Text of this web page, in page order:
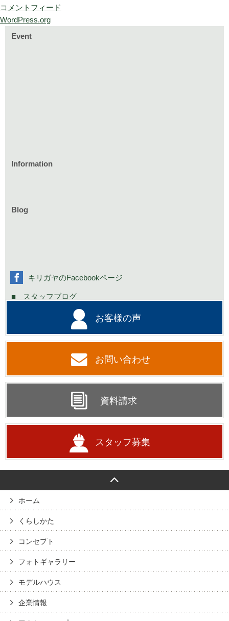
コメントフィード
WordPress.org
Event
家づくりのイベント情報
Information
お知らせ一覧
Blog
社長の不定期日記
スタッフブログ
お客様の声
お問い合わせ
資料請求
スタッフ募集
キリガヤのFacebookページ
ホーム
くらしかた
コンセプト
フォトギャラリー
モデルハウス
企業情報